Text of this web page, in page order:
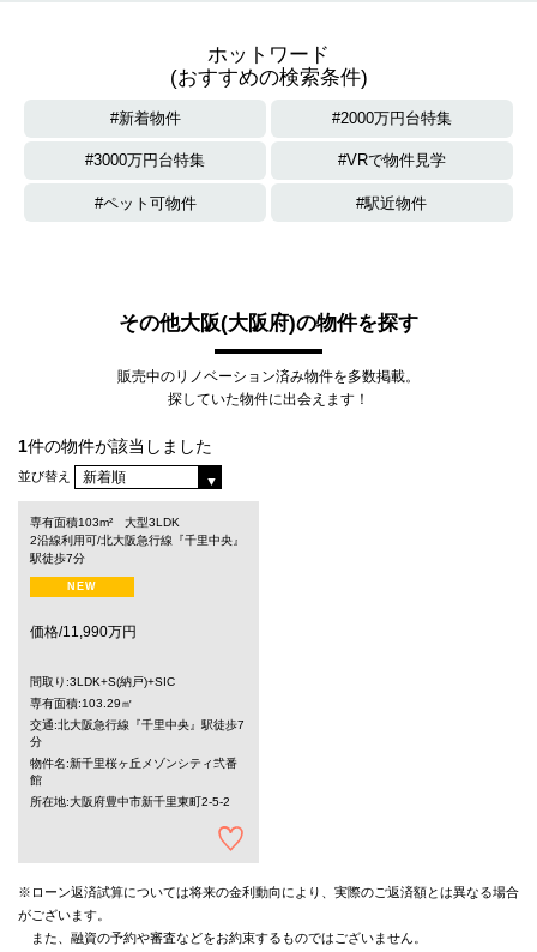
ホットワード
(おすすめの検索条件)
新着物件 2000万円台特集
3000万円台特集 VRで物件見学
ペット可物件 駅近物件
その他大阪(大阪府)の物件を探す
販売中のリノベーション済み物件を多数掲載。
探していた物件に出会えます！
1件の物件が該当しました
並び替え
専有面積103m² 大型3LDK
2沿線利用可/北大阪急行線『千里中央』
駅徒歩7分
NEW
価格/11,990万円
間取り:3LDK+S(納戸)+SIC
専有面積:103.29㎡
交通:北大阪急行線『千里中央』駅徒歩7
分
物件名:新千里桜ヶ丘メゾンシティ弐番
館
所在地:大阪府豊中市新千里東町2-5-2
※ローン返済試算については将来の金利動向により、実際のご返済額とは異なる場合
がございます。
また、融資の予約や審査などをお約束するものではございません。